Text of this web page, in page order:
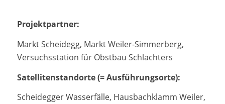
Projektpartner:
Markt Scheidegg, Markt Weiler-Simmerberg,
Versuchsstation für Obstbau Schlachters
Satellitenstandorte (= Ausführungsorte):
Scheidegger Wasserfälle, Hausbachklamm Weiler,